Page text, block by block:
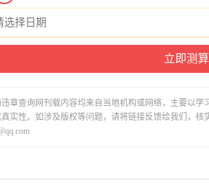
章查询网刊载内容均来自当地机构或网络，主要以
实性。如涉及版权等问题，请将链接反馈给我们，核